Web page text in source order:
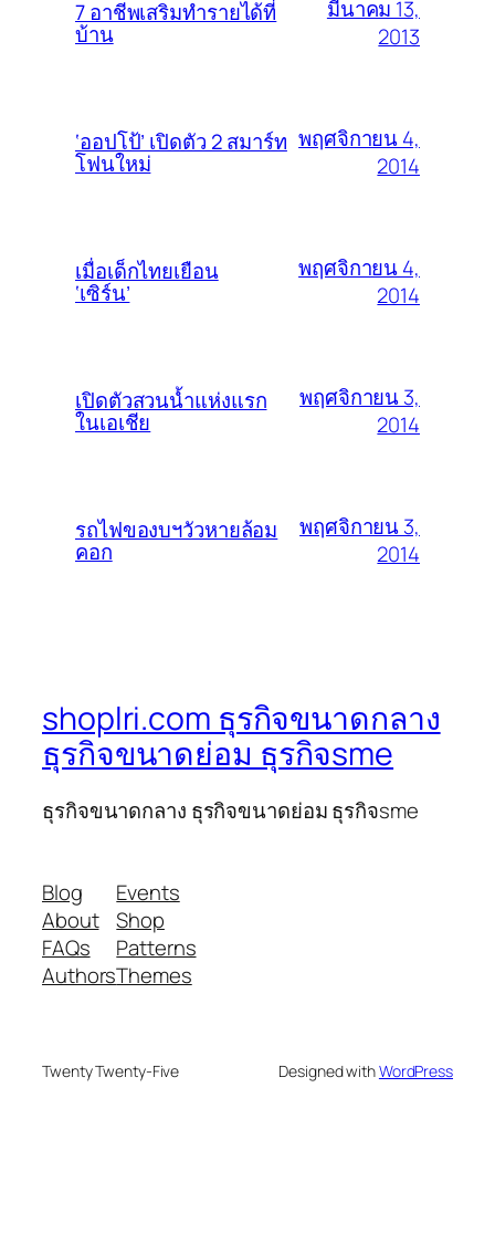
7 อาชีพเสริมทำรายได้ที่
บ้าน
มีนาคม 13,
2013
‘ออปโป้’ เปิดตัว 2 สมาร์ท
โฟนใหม่
พฤศจิกายน 4,
2014
เมื่อเด็กไทยเยือน
‘เซิร์น’
พฤศจิกายน 4,
2014
เปิดตัวสวนน้ำแห่งแรก
ในเอเชีย
พฤศจิกายน 3,
2014
รถไฟของบฯวัวหายล้อม
คอก
พฤศจิกายน 3,
2014
shoplri.com ธุรกิจขนาดกลาง
ธุรกิจขนาดย่อม ธุรกิจsme
ธุรกิจขนาดกลาง ธุรกิจขนาดย่อม ธุรกิจsme
Blog
About
FAQs
Authors
Events
Shop
Patterns
Themes
Twenty Twenty-Five Designed withWordPress